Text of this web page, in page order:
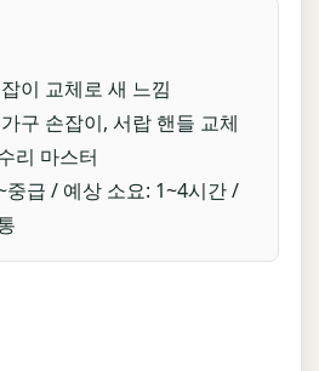
이 교체로 새 느낌
구 손잡이, 서랍 핸들 교체
리 마스터
중급 / 예상 소요: 1~4시간 /